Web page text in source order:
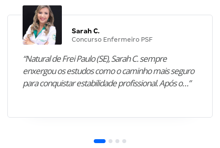
Sarah C.
Concurso Enfermeiro PSF
“Natural de Frei Paulo (SE), Sarah C. sempre
enxergou os estudos como o caminho mais seguro
para conquistar estabilidade profissional. Após o…”